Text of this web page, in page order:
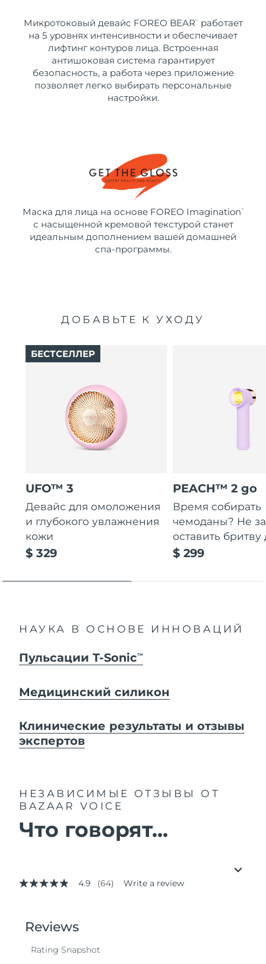
Микротоковый девайс FOREO BEAR ™
работает
на 5 уровнях интенсивности и обеспечивает
лифтинг контуров лица. Встроенная
антишоковая система гарантирует
безопасность, а работа через приложение
позволяет легко выбирать персональные
настройки.
Маска для лица на основе FOREO Imagination ™
с насыщенной кремовой текстурой станет
идеальным дополнением вашей домашней
спа-программы.
ДОБАВЬТЕ К УХОДУ
UFO™ 3
Девайс для омоложения
и глубокого увлажнения
кожи
$ 329
БЕСТСЕЛЛЕР
PEACH™ 2 go
Время собирать
чемоданы? Не
оставить бритву
$ 299
НАУКА В ОСНОВЕ ИННОВАЦИЙ
Пульсации T-SonicTM
Медицинский силикон
Клинические результаты и отзывы
экспертов
НЕЗАВИСИМЫЕ ОТЗЫВЫ
ОТ
BAZAAR VOICE
Что говорят...
4.9
stars,
average
value.
4.9 (64) Write a review